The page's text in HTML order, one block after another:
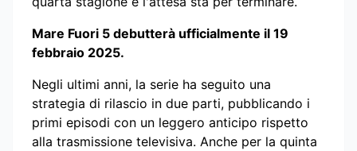
Mare Fuori 5 debutterà ufficialmente il 19
febbraio 2025.
Negli ultimi anni, la serie ha seguito una
strategia di rilascio in due parti, pubblicando i
primi episodi con un leggero anticipo rispetto
alla trasmissione televisiva. Anche per la quinta